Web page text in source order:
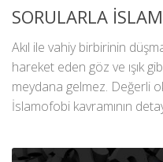
SORULARLA
Akıl ile vahiy birbirinin
hareket eden göz ve ışık
meydana gelmez. Değerli
İslamofobi kavramının